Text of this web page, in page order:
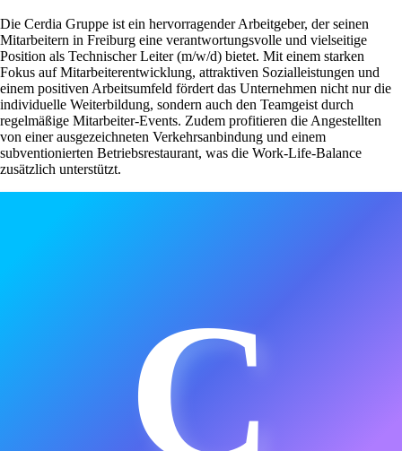
Die Cerdia Gruppe ist ein hervorragender Arbeitgeber, der seinen
Mitarbeitern in Freiburg eine verantwortungsvolle und vielseitige
Position als Technischer Leiter (m/w/d) bietet. Mit einem starken
Fokus auf Mitarbeiterentwicklung, attraktiven Sozialleistungen und
einem positiven Arbeitsumfeld fördert das Unternehmen nicht nur die
individuelle Weiterbildung, sondern auch den Teamgeist durch
regelmäßige Mitarbeiter-Events. Zudem profitieren die Angestellten
von einer ausgezeichneten Verkehrsanbindung und einem
subventionierten Betriebsrestaurant, was die Work-Life-Balance
zusätzlich unterstützt.
C